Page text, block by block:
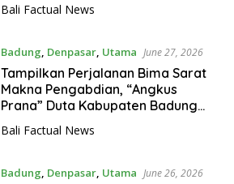
Bali Factual News
Badung Denpasar, Utama June 27, 2026
Tampilkan Perjalanan Bima Sarat
Makna Pengabdian, “Angkus
Prana” Duta Kabupaten Badung
Bali Factual News
Badung Denpasar, Utama June 26, 2026